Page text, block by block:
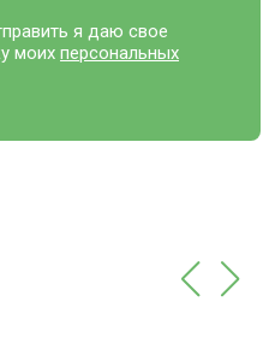
я даю свое
моихперсональных